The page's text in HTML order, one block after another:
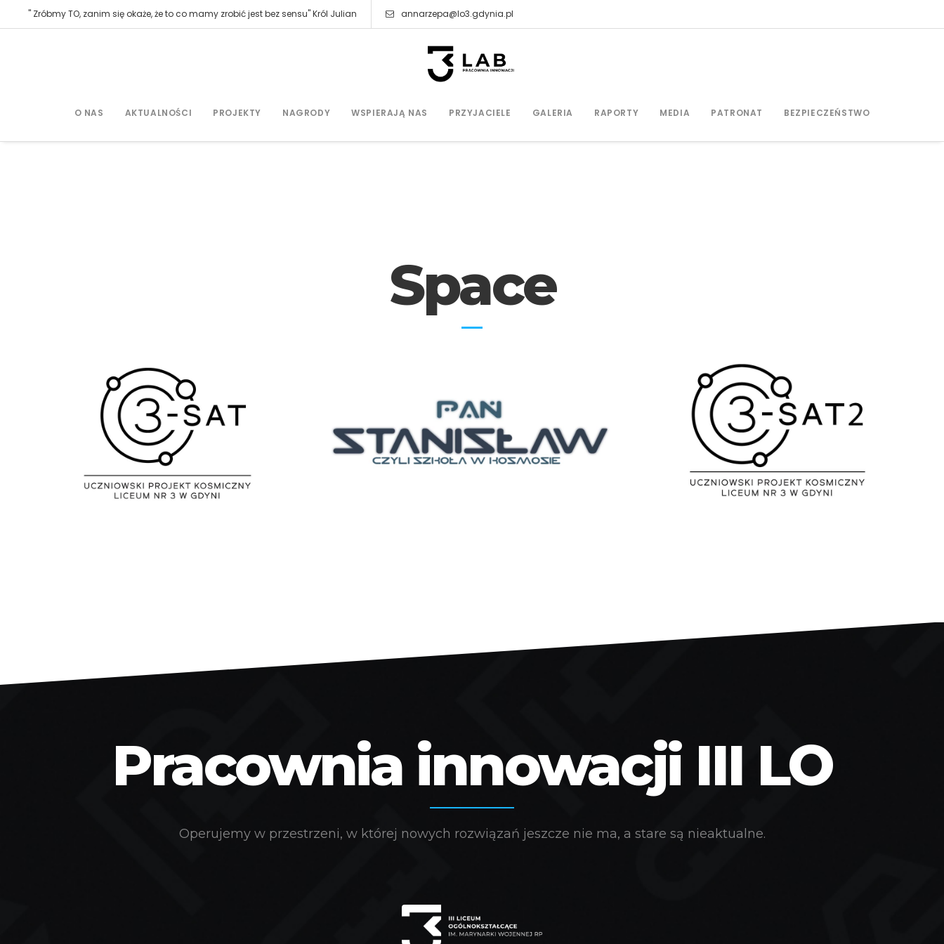
" Zróbmy TO, zanim się okaże, że to co mamy zrobić jest bez sensu" Król Julian annarzepa@lo3.gdynia.pl
O NAS AKTUALNOŚCI PROJEKTY NAGRODY WSPIERAJĄ NAS PRZYJACIELE GALERIA RAPORTY MEDIA PATRONAT BEZPIECZEŃSTWO
Space
Pracownia innowacji III LO
Operujemy w przestrzeni, w której nowych rozwiązań jeszcze nie ma, a stare są nieaktualne.